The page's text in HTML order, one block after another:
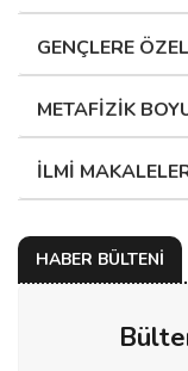
GENÇLERE ÖZEL
METAFİZİK
İLMİ
HABER BÜLTENİ